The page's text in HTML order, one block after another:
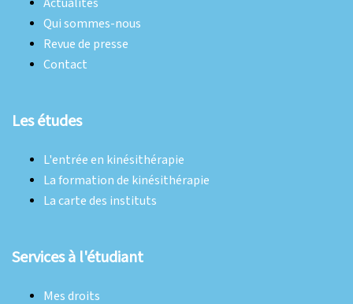
Actualités
Qui sommes-nous
Revue de presse
Contact
Les études
L'entrée en kinésithérapie
La formation de kinésithérapie
La carte des instituts
Services à l'étudiant
Mes droits